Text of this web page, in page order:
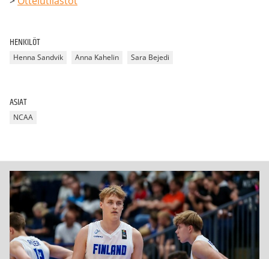
HENKILÖT
Henna Sandvik Anna Kahelin Sara Bejedi
ASIAT
NCAA